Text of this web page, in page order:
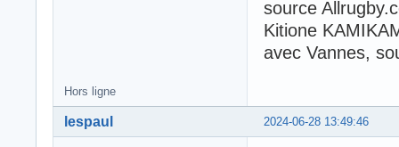
source
Kitione
avec Vannes,
Hors ligne
2024-06-28 13:49:46
lespaul